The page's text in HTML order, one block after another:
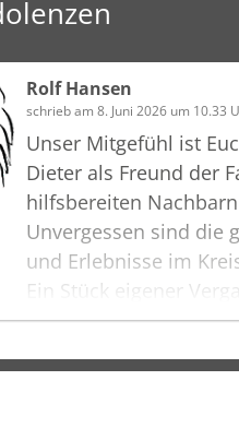
Rolf Hansen
schrieb am 8. Juni 2026 um 10.33
Unser Mitgefühl ist
Dieter als Freund der
hilfsbereiten
Unvergessen sind die
und Erlebnisse im
Ein Stück eigener
uns gegangen. Wir
Familie Rolf Hansen